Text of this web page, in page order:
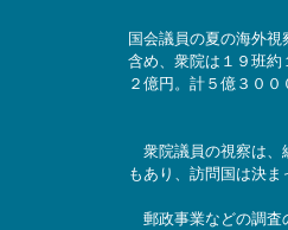
国会議員の夏の海外
含め、衆院は１９班
２億円。計５億３００
衆院議員の視察は、
もあり、訪問国は決
郵政事業などの調査